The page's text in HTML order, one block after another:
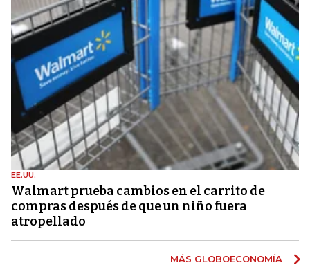
EE.UU.
Walmart prueba cambios en el carrito de
compras después de que un niño fuera
atropellado
MÁS GLOBOECONOMÍA